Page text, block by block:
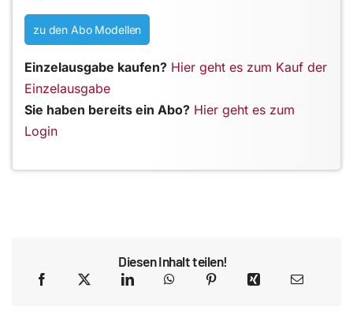
zu den Abo Modellen
Einzelausgabe kaufen? Hier geht es zum Kauf der
Einzelausgabe
Sie haben bereits ein Abo? Hier geht es zum
Login
Diesen Inhalt teilen!